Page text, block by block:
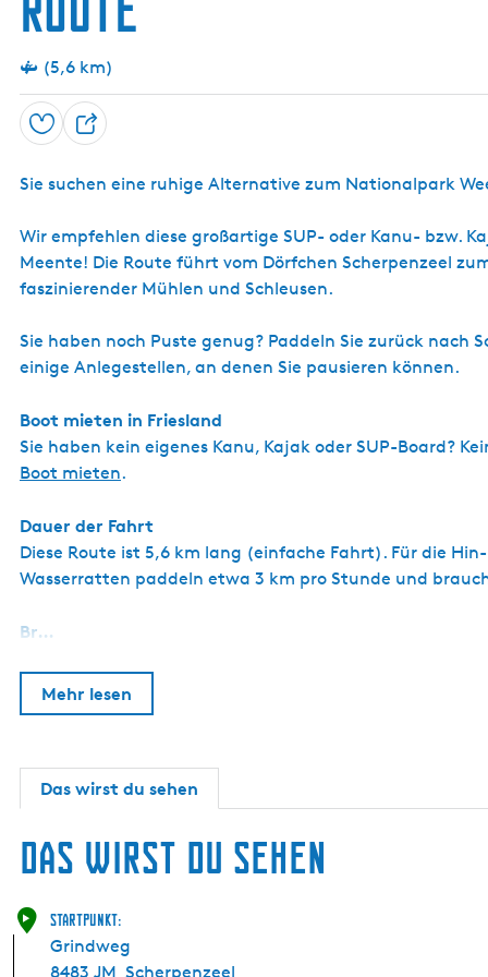
(5,6 km)
Speichern
T
i
e
n
Sie suchen eine ruhige Alternative zum Nationalpark
Wir empfehlen diese großartige SUP- oder Kanu- bzw.
Meente! Die Route führt vom Dörfchen Scherpenzeel
faszinierender Mühlen und Schleusen.
Sie haben noch Puste genug? Paddeln Sie zurück nach
einige Anlegestellen, an denen Sie pausieren können.
Boot mieten in Friesland
Sie haben kein eigenes Kanu, Kajak oder SUP-Board?
Boot mieten.
Dauer der Fahrt
Diese Route ist 5,6 km lang (einfache Fahrt). Für die
Wasserratten paddeln etwa 3 km pro Stunde und
Br…
Mehr lesen
Das wirst du sehen
Das wirst du sehen
Startpunkt:
Grindweg
8483 JM Scherpenzeel